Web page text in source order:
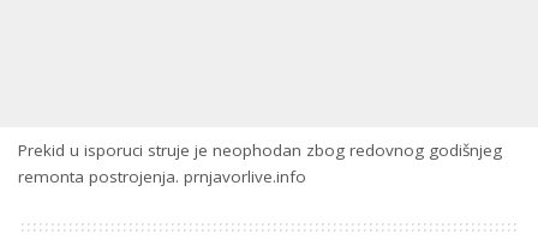
Prekid u isporuci struje je neophodan zbog redovnog godišnjeg
remonta postrojenja. prnjavorlive.info